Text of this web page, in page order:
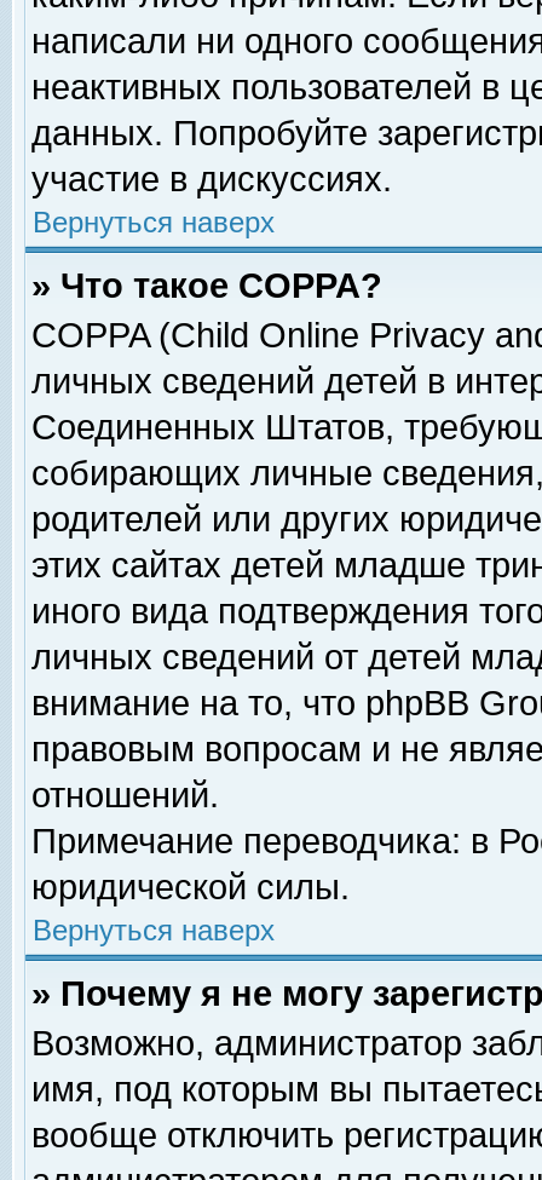
написали ни одного
неактивных пользователей в
данных. Попробуйте
участие в дискуссиях.
Вернуться наверх
» Что такое COPPA?
COPPA (Child Online Privacy
личных сведений детей в
Соединенных Штатов,
собирающих личные
родителей или других
этих сайтах детей младше
иного вида подтверждения
личных сведений от детей
внимание на то, что phpBB
правовым вопросам и не
отношений.
Примечание переводчика: в
юридической силы.
Вернуться наверх
» Почему я не могу
Возможно, администратор
имя, под которым вы
вообще отключить